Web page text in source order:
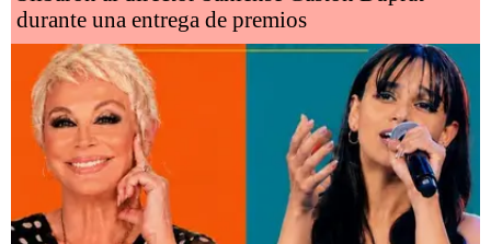
durante una entrega de premios